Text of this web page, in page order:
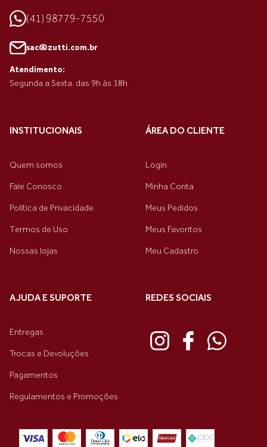
(41) 98779-7550
sac@zutti.com.br
Atendimento:
Segunda a Sexta. das 9h às 18h
INSTITUCIONAIS
Quem somos
Fale Conosco
Política de Privacidade
Termos de Uso
Nossas lojas
ÁREA DO CLIENTE
Login
Minha Conta
Meus Pedidos
Meus Favoritos
Meu Cadastro
AJUDA E SUPORTE
Entregas
Trocas e Devoluções
Pagamentos
Regulamentos e Promoções
REDES SOCIAIS